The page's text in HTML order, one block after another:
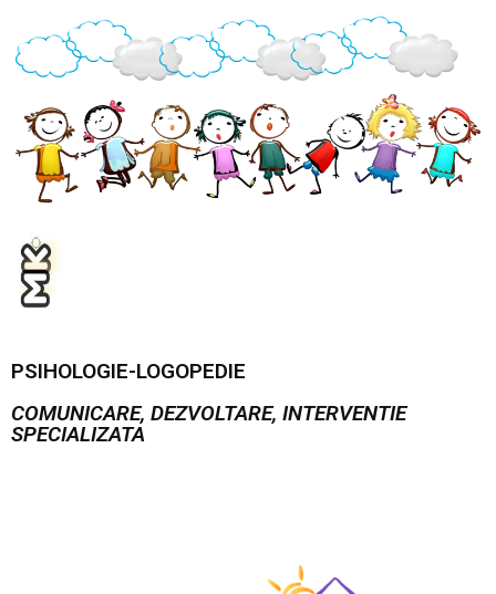
PSIHOLOGIE-LOGOPEDIE
COMUNICARE, DEZVOLTARE, INTERVENTIE
SPECIALIZATA